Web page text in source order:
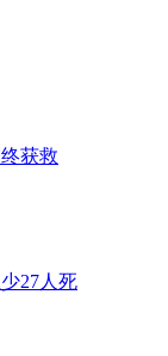
获救
27人死